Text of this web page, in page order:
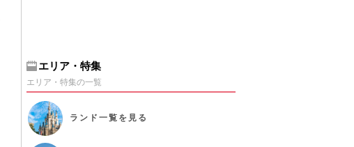
エリア・特集
エリア・特集の一覧
ランド 一覧を見る